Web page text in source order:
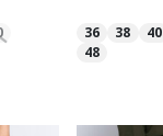
36 38 40
48